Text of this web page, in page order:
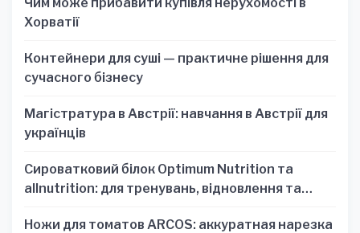
Хорватії
Контейнери для суші — практичне рішення для
сучасного бізнесу
Магістратура в Австрії: навчання в Австрії для
українців
Сироватковий білок Optimum Nutrition та
allnutrition: для тренувань, відновлення та
Ножи для томатов ARCOS: аккуратная нарезка